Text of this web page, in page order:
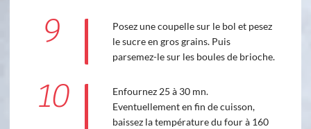
9
Posez une coupelle sur le bol et pesez
le sucre en gros grains. Puis
parsemez-le sur les boules de brioche.
10
Enfournez 25 à 30 mn.
Eventuellement en fin de cuisson,
baissez la température du four à 160